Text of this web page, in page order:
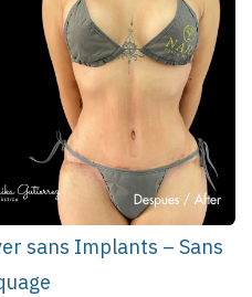
sans Implants – Sans